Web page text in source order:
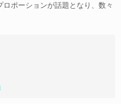
ポーションが話題となり、数々